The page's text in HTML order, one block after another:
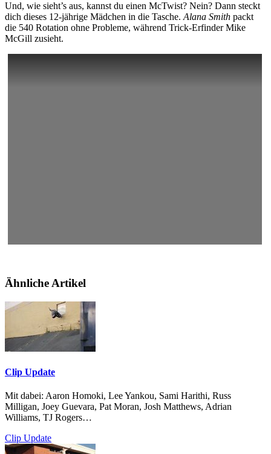
Und, wie sieht’s aus, kannst du einen McTwist? Nein? Dann steckt
dich dieses 12-jährige Mädchen in die Tasche.Alana Smith packt
die 540 Rotation ohne Probleme, während Trick-Erfinder Mike
McGill zusieht.
Ähnliche Artikel
Clip Update
Mit dabei: Aaron Homoki, Lee Yankou, Sami Harithi, Russ
Milligan, Joey Guevara, Pat Moran, Josh Matthews, Adrian
Williams, TJ Rogers…
Clip Update